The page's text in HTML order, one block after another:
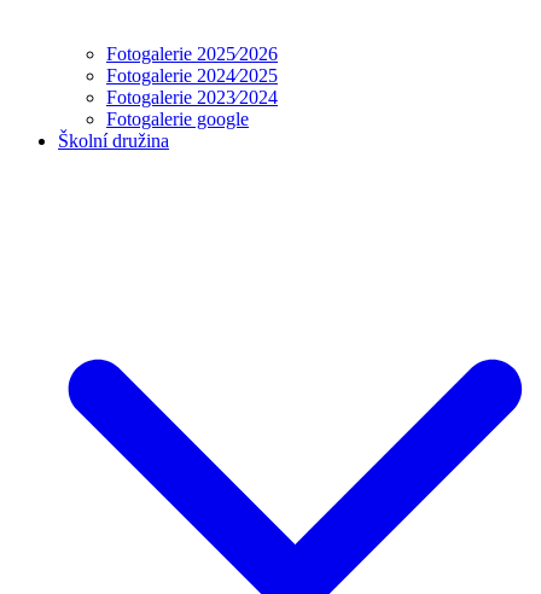
Fotogalerie 2025⁄2026
Fotogalerie 2024⁄2025
Fotogalerie 2023⁄2024
Fotogalerie google
Školní družina